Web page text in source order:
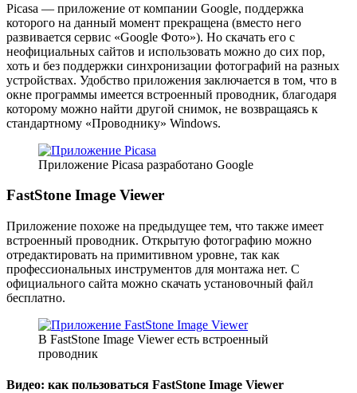
Picasa — приложение от компании Google, поддержка
которого на данный момент прекращена (вместо него
развивается сервис «Google Фото»). Но скачать его с
неофициальных сайтов и использовать можно до сих пор,
хоть и без поддержки синхронизации фотографий на разных
устройствах. Удобство приложения заключается в том, что в
окне программы имеется встроенный проводник, благодаря
которому можно найти другой снимок, не возвращаясь к
стандартному «Проводнику» Windows.
Приложение Picasa разработано Google
FastStone Image Viewer
Приложение похоже на предыдущее тем, что также имеет
встроенный проводник. Открытую фотографию можно
отредактировать на примитивном уровне, так как
профессиональных инструментов для монтажа нет. С
официального сайта можно скачать установочный файл
бесплатно.
В FastStone Image Viewer есть встроенный
проводник
Видео: как пользоваться FastStone Image Viewer